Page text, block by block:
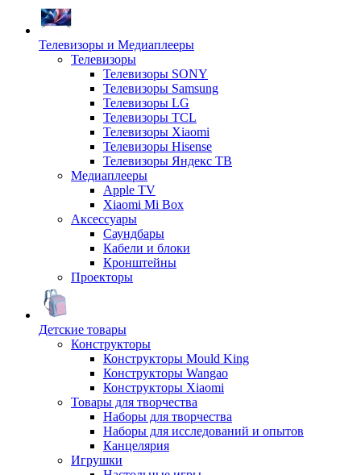
Телевизоры и Медиаплееры
Телевизоры
Телевизоры SONY
Телевизоры Samsung
Телевизоры LG
Телевизоры TCL
Телевизоры Xiaomi
Телевизоры Hisense
Телевизоры Яндекс ТВ
Медиаплееры
Apple TV
Xiaomi Mi Box
Аксессуары
Саундбары
Кабели и блоки
Кронштейны
Проекторы
Детские товары
Конструкторы
Конструкторы Mould King
Конструкторы Wangao
Конструкторы Xiaomi
Товары для творчества
Наборы для творчества
Наборы для исследований и опытов
Канцелярия
Игрушки